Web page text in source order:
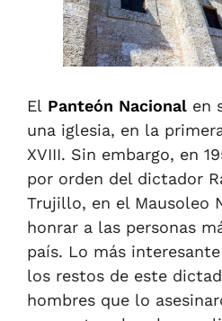
El Panteón Nacional en
una iglesia, en la
XVIII. Sin embargo, en
por orden del dictador
Trujillo, en el Mausoleo
honrar a las personas
país. Lo más
los restos de este
hombres que lo